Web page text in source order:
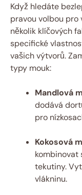
Když hledáte
pravou volbou pro
několik klíčových
specifické
vašich výtvorů.
typy mouk:
Mandlová
dodává
pro
Kokosová
kombinovat
tekutiny.
vlákninu.